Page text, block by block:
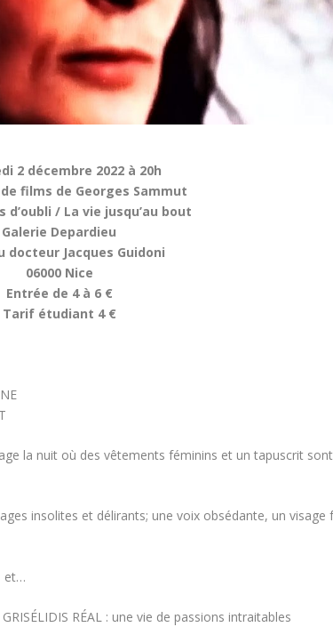
2 décembre 2022 à 20h
films de Georges Sammut
d’oubli / La vie jusqu’au bout
Galerie Depardieu
docteur Jacques Guidoni
06000 Nice
Entrée de 4 à 6 €
Tarif étudiant 4 €
la nuit où des vêtements féminins et un tapuscrit sont
insolites et délirants; une voix obsédante, un visage
et…
RÉAL : une vie de passions intraitables